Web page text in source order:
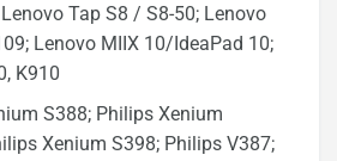
Tap S8 / S8-50; Lenovo
Lenovo MIIX 10/IdeaPad 10;
K910
S388; Philips Xenium
Xenium S398; Philips V387;